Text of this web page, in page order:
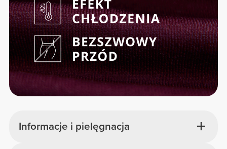
Informacje i pielęgnacja